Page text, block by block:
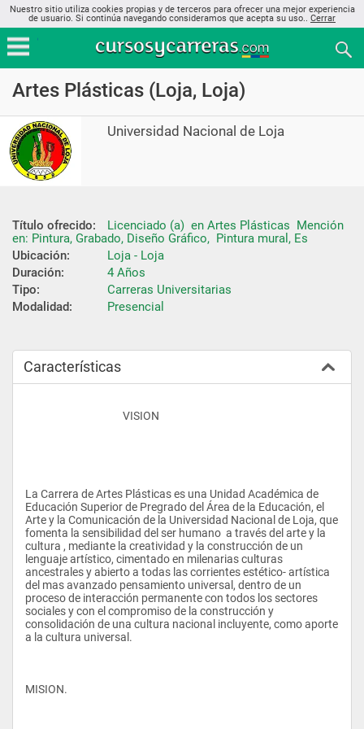
Nuestro sitio utiliza cookies propias y de terceros para ofrecer una mejor experiencia
de usuario. Si continúa navegando consideramos que acepta su uso.. Cerrar
Artes Plásticas (Loja, Loja)
Universidad Nacional de Loja
Título ofrecido:
Licenciado (a)  en Artes Plásticas  Mención
en: Pintura, Grabado, Diseño Gráfico,  Pintura mural, Es
Ubicación:
Loja - Loja
Duración:
4 Años
Tipo:
Carreras Universitarias
Modalidad:
Presencial
Características
					VISION
La Carrera de Artes Plásticas es una Unidad Académica de
Educación Superior de Pregrado del Área de la Educación, el
Arte y la Comunicación de la Universidad Nacional de Loja, que
fomenta la sensibilidad del ser humano  a través del arte y la
cultura , mediante la creatividad y la construcción de un
lenguaje artístico, cimentado en milenarias culturas
ancestrales y abierto a todas las corrientes estético- artística
del mas avanzado pensamiento universal, dentro de un
proceso de interacción permanente con todos los sectores
sociales y con el compromiso de la construcción y
consolidación de una cultura nacional incluyente, como aporte
a la cultura universal.
MISION.